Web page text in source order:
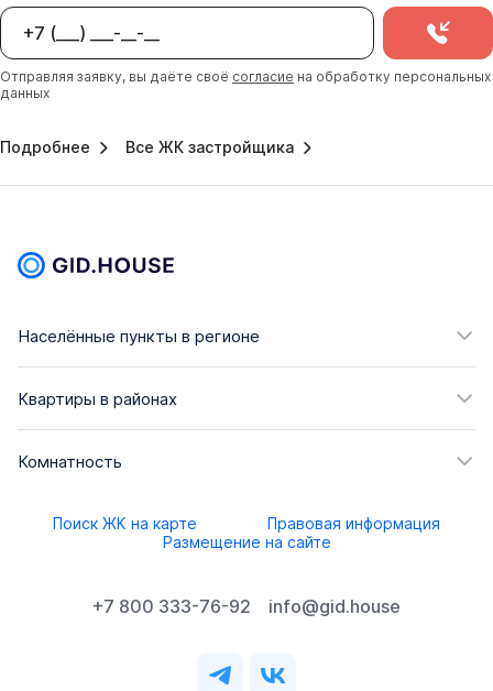
Отправляя заявку, вы даёте своё согласие на обработку персональных
данных
Подробнее Все ЖК застройщика
Населённые пункты в регионе
Квартиры в районах
Комнатность
Поиск ЖК на карте
Правовая информация
Размещение на сайте
+7 800 333-76-92 info@gid.house